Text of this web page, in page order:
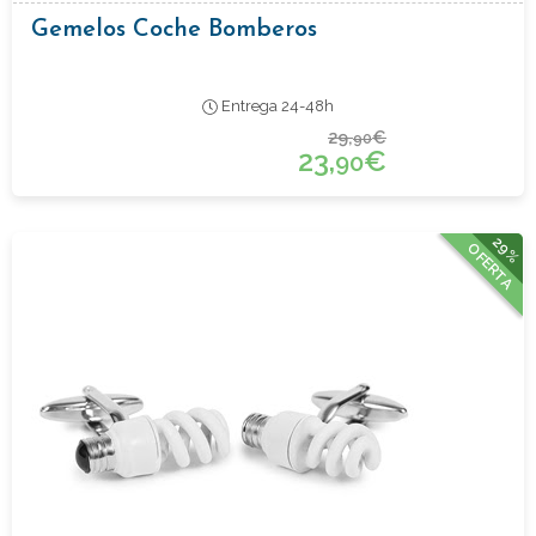
Gemelos Coche Bomberos
Entrega 24-48h
29,90€
23,90€
29%
OFERTA